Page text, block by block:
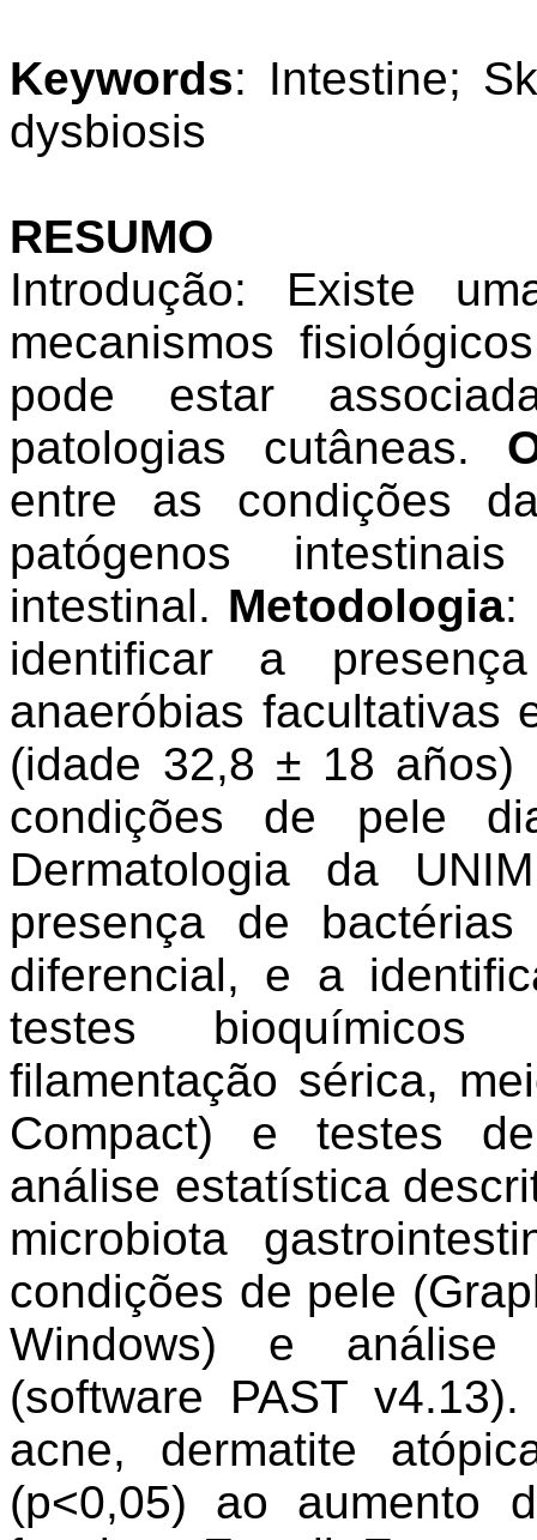
Keywords: Intestine;
dysbiosis
RESUMO
Introdução: Existe
mecanismos
pode estar
patologias cutâneas.
entre as condições
patógenos
intestinal. Metodologia:
identificar a
anaeróbias facultativas
(idade 32,8 ± 18 años)
condições de pele
Dermatologia da
presença de
diferencial, e a
testes bioquímicos
filamentação sérica,
Compact) e testes
análise estatística
microbiota
condições de pele
Windows) e análise
(software PAST
acne, dermatite
(p<0,05) ao aumento